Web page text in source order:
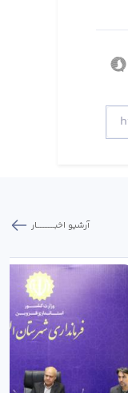
آرشیو اخبـــــــــــار